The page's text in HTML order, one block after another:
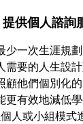
供個人諮詢
少一次生涯規
需要的人生設
顧他們個別化
更有效地減低
人或小組模式